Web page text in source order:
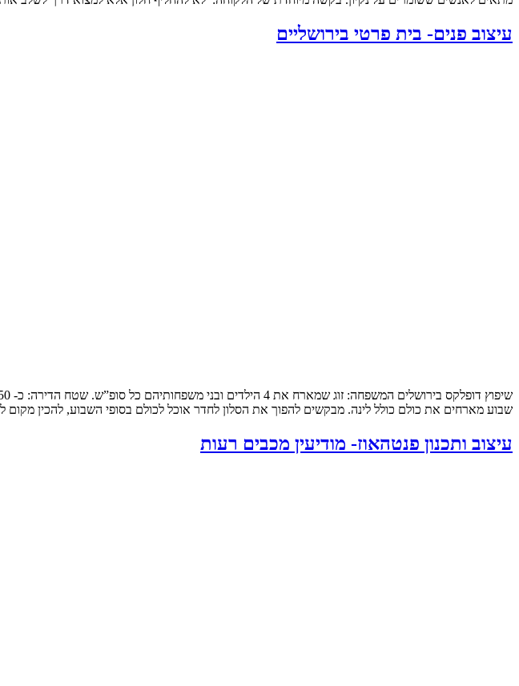
עיצוב פנים- בית פרטי בירושליים
שבוע מארחים את כולם כולל לינה. מבקשים להפוך את הסלון לחדר אוכל לכולם בסופי השבוע, להכין מקום
עיצוב ותכנון פנטהאוז- מודיעין מכבים רעות